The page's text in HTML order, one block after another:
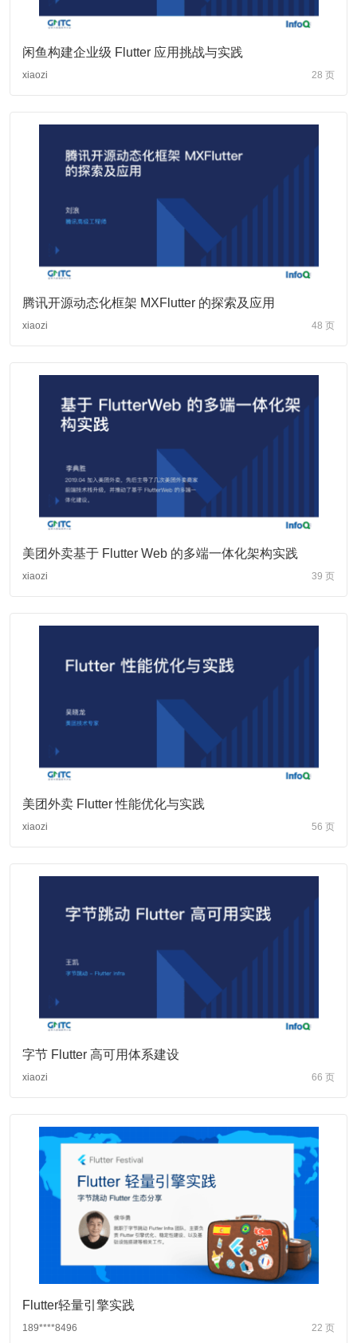
闲鱼构建企业级 Flutter 应用挑战与实践
xiaozi 28 页
腾讯开源动态化框架 MXFlutter 的探索及应用
xiaozi 48 页
美团外卖基于 Flutter Web 的多端一体化架构实践
xiaozi 39 页
美团外卖 Flutter 性能优化与实践
xiaozi 56 页
字节 Flutter 高可用体系建设
xiaozi 66 页
Flutter轻量引擎实践
189****8496 22 页